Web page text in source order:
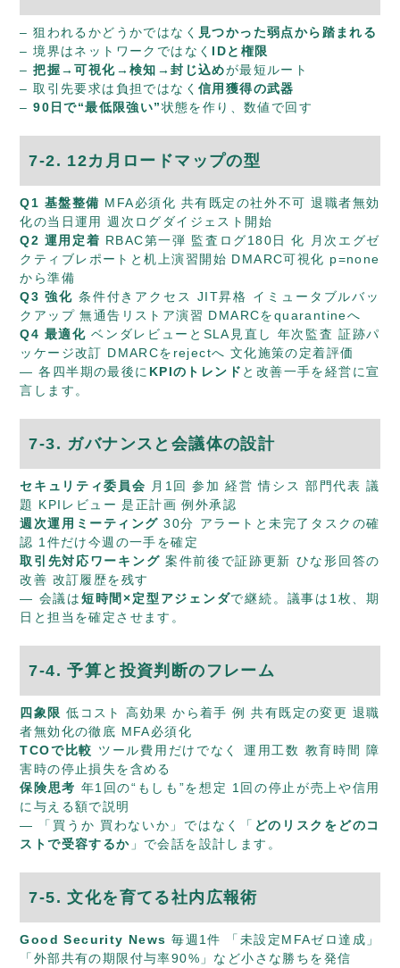
– 狙われるかどうかではなく 見つかった弱点から踏まれる
– 境界はネットワークではなく IDと権限
–把握→可視化→検知→封じ込めが最短ルート
– 取引先要求は負担ではなく 信用獲得の武器
–90日で“最低限強い”状態を作り、数値で回す
7-2. 12カ月ロードマップの型
Q1 基盤整備 MFA必須化 共有既定の社外不可 退職者無効
化の当日運用 週次ログダイジェスト開始
Q2 運用定着 RBAC第一弾 監査ログ180日 化 月次エグゼ
クティブレポートと机上演習開始 DMARC可視化 p=none
から準備
Q3 強化 条件付きアクセス JIT昇格 イミュータブルバッ
クアップ 無通告リストア演習 DMARCをquarantineへ
Q4 最適化 ベンダレビューとSLA見直し 年次監査 証跡パ
ッケージ改訂 DMARCをrejectへ 文化施策の定着評価
— 各四半期の最後に KPIのトレンド と改善一手を経営に宣
言します。
7-3. ガバナンスと会議体の設計
セキュリティ委員会 月1回 参加 経営 情シス 部門代表 議
題 KPIレビュー 是正計画 例外承認
週次運用ミーティング 30分 アラートと未完了タスクの確
認 1件だけ今週の一手を確定
取引先対応ワーキング 案件前後で証跡更新 ひな形回答の
改善 改訂履歴を残す
— 会議は短時間×定型アジェンダで継続。議事は1枚、期
日と担当を確定させます。
7-4. 予算と投資判断のフレーム
四象限 低コスト 高効果 から着手 例 共有既定の変更 退職
者無効化の徹底 MFA必須化
TCOで比較 ツール費用だけでなく 運用工数 教育時間 障
害時の停止損失を含める
保険思考 年1回の“もしも”を想定 1回の停止が売上や信用
に与える額で説明
— 「買うか 買わないか」ではなく「 どのリスクをどのコ
ストで受容するか 」で会話を設計します。
7-5. 文化を育てる社内広報術
Good Security News 毎週1件 「未設定MFAゼロ達成」
「外部共有の期限付与率90%」など小さな勝ちを発信